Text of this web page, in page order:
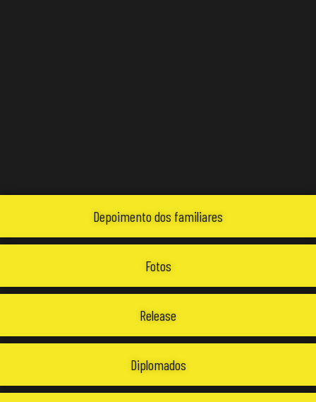
Depoimento dos familiares
Fotos
Release
Diplomados